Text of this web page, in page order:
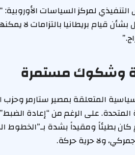
لمركز السياسات الأوروبية:
قيام بريطانيا بالتزامات لا
وشكوك مستمرة
المتعلقة بمصير ستارمر
على الرغم من “إعادة
كان بطيئاً ومقيداً بشدة بـ”الخطوط
ولا حرية حركة.